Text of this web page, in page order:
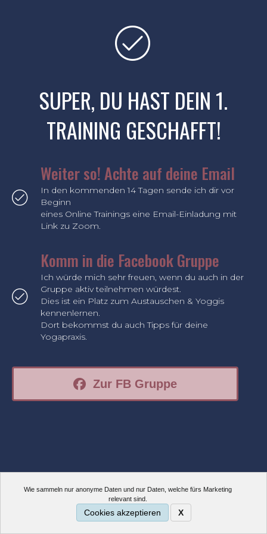
Wie sammeln nur anonyme Daten und nur Daten, welche fürs Marketing
relevant sind.
Cookies akzeptieren X
SUPER, DU HAST DEIN 1.
TRAINING GESCHAFFT!
Weiter so! Achte auf deine Email
In den kommenden 14 Tagen sende ich dir vor
Beginn
eines Online Trainings eine Email-Einladung mit
Link zu Zoom.
Komm in die Facebook Gruppe
Ich würde mich sehr freuen, wenn du auch in der
Gruppe aktiv teilnehmen würdest.
Dies ist ein Platz zum Austauschen & Yoggis
kennenlernen.
Dort bekommst du auch Tipps für deine
Yogapraxis.
Zur FB Gruppe